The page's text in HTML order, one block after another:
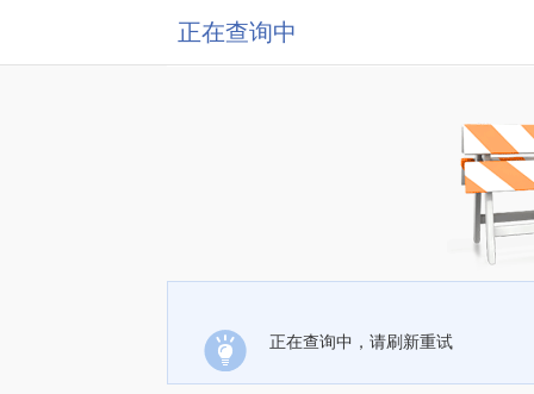
正在查询中
正在查询中，请刷新重试